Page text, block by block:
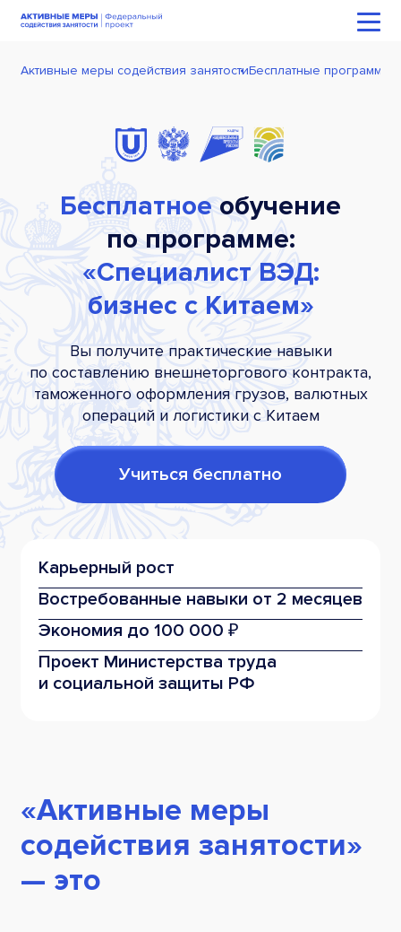
Активные меры содействия занятостиБесплатные программы
Бесплатноеобучение
по программе:
«Специалист ВЭД:
бизнес с Китаем»
Вы получите практические навыки
по составлению внешнеторгового контракта,
таможенного оформления грузов, валютных
операций и логистики с Китаем
Учиться бесплатно
Карьерный рост
Востребованные навыки от 2 месяцев
Экономия до 100 000 ₽
Проект Министерства труда
и социальной защиты РФ
«Активные меры
содействия занятости»
— это